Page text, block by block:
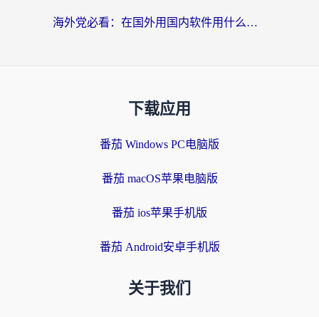
海外党必看：在国外用国内软件用什么加速器好？解决追剧游戏办公的终极指南
下载应用
番茄 Windows PC电脑版
番茄 macOS苹果电脑版
番茄 ios苹果手机版
番茄 Android安卓手机版
关于我们